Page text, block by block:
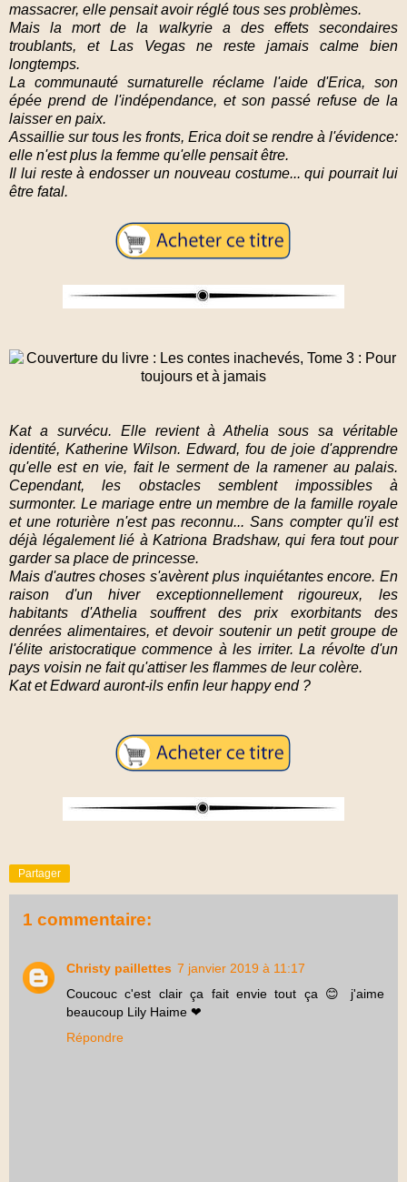
massacrer, elle pensait avoir réglé tous ses problèmes.
Mais la mort de la walkyrie a des effets secondaires
troublants, et Las Vegas ne reste jamais calme bien
longtemps.
La communauté surnaturelle réclame l'aide d'Erica, son
épée prend de l'indépendance, et son passé refuse de la
laisser en paix.
Assaillie sur tous les fronts, Erica doit se rendre à l'évidence:
elle n'est plus la femme qu'elle pensait être.
Il lui reste à endosser un nouveau costume... qui pourrait lui
être fatal.
Kat a survécu. Elle revient à Athelia sous sa véritable
identité, Katherine Wilson. Edward, fou de joie d'apprendre
qu'elle est en vie, fait le serment de la ramener au palais.
Cependant, les obstacles semblent impossibles à
surmonter. Le mariage entre un membre de la famille royale
et une roturière n'est pas reconnu... Sans compter qu'il est
déjà légalement lié à Katriona Bradshaw, qui fera tout pour
garder sa place de princesse.
Mais d'autres choses s'avèrent plus inquiétantes encore. En
raison d'un hiver exceptionnellement rigoureux, les
habitants d'Athelia souffrent des prix exorbitants des
denrées alimentaires, et devoir soutenir un petit groupe de
l'élite aristocratique commence à les irriter. La révolte d'un
pays voisin ne fait qu'attiser les flammes de leur colère.
Kat et Edward auront-ils enfin leur happy end ?
Partager
1 commentaire:
Christy paillettes 7 janvier 2019 à 11:17
Coucouc c'est clair ça fait envie tout ça 😊 j'aime
beaucoup Lily Haime ❤
Répondre